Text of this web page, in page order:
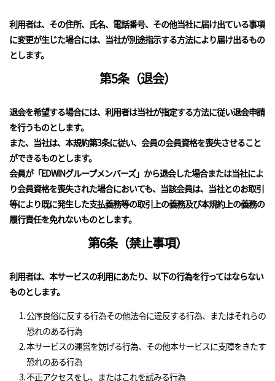
利用者は、その住所、氏名、電話番号、その他当社に届け出ている事項
に変更が生じた場合には、当社が別途指示する方法により届け出るもの
とします。
第5条（退会）
退会を希望する場合には、利用者は当社が指定する方法に従い退会申請
を行うものとします。
また、当社は、本規約第3条に従い、会員の会員資格を喪失させること
ができるものとします。
会員が「EDWINグループメンバーズ」から退会した場合または当社によ
り会員資格を喪失された場合においても、当該会員は、当社とのお取引
等により既に発生した支払義務等の取引上の義務及び本規約上の義務の
履行責任を免れないものとします。
第6条（禁止事項）
利用者は、本サービスの利用にあたり、以下の行為を行ってはならない
ものとします。
公序良俗に反する行為その他法令に違反する行為、またはそれらの
恐れのある行為
本サービスの運営を妨げる行為、その他本サービスに支障をきたす
恐れのある行為
不正アクセスをし、またはこれを試みる行為